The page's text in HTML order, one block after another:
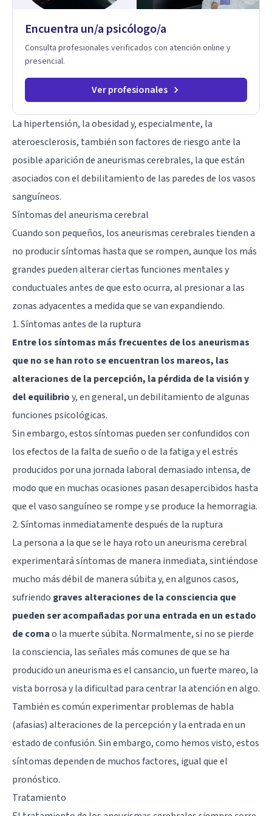
Encuentra un/a psicólogo/a
Consulta profesionales verificados con atención online y
presencial.
Ver profesionales
La hipertensión, la obesidad y, especialmente, la
ateroesclerosis, también son factores de riesgo ante la
posible aparición de aneurismas cerebrales, la que están
asociados con el debilitamiento de las paredes de los vasos
sanguíneos.
Síntomas del aneurisma cerebral
Cuando son pequeños, los aneurismas cerebrales tienden a
no producir síntomas hasta que se rompen, aunque los más
grandes pueden alterar ciertas funciones mentales y
conductuales antes de que esto ocurra, al presionar a las
zonas adyacentes a medida que se van expandiendo.
1. Síntomas antes de la ruptura
Entre los síntomas más frecuentes de los aneurismas
que no se han roto se encuentran los mareos, las
alteraciones de la percepción, la pérdida de la visión y
del equilibrioy, en general, un debilitamiento de algunas
funciones psicológicas.
Sin embargo, estos síntomas pueden ser confundidos con
los efectos de la falta de sueño o de la fatiga y el estrés
producidos por una jornada laboral demasiado intensa, de
modo que en muchas ocasiones pasan desapercibidos hasta
que el vaso sanguíneo se rompe y se produce la hemorragia.
2. Síntomas inmediatamente después de la ruptura
La persona a la que se le haya roto un aneurisma cerebral
experimentará síntomas de manera inmediata, sintiéndose
mucho más débil de manera súbita y, en algunos casos,
sufriendo graves alteraciones de la consciencia que
pueden ser acompañadas por una entrada en un estado
de comao la muerte súbita. Normalmente, si no se pierde
la consciencia, las señales más comunes de que se ha
producido un aneurisma es el cansancio, un fuerte mareo, la
vista borrosa y la dificultad para centrar la atención en algo.
También es común experimentar problemas de habla
(afasias) alteraciones de la percepción y la entrada en un
estado de confusión. Sin embargo, como hemos visto, estos
síntomas dependen de muchos factores, igual que el
pronóstico.
Tratamiento